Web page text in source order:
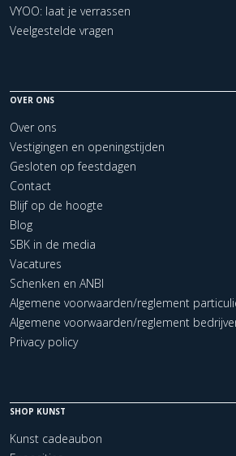
VYOO: laat je verrassen
Veelgestelde vragen
OVER ONS
Over ons
Vestigingen en openingstijden
Gesloten op feestdagen
Contact
Blijf op de hoogte
Blog
SBK in de media
Vacatures
Schenken en ANBI
Algemene voorwaarden/reglement
Algemene voorwaarden/reglement
Privacy policy
SHOP KUNST
Kunst cadeaubon